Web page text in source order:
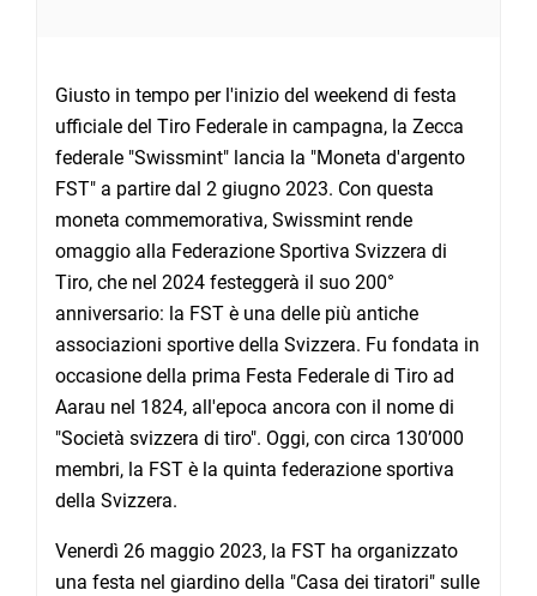
Giusto in tempo per l'inizio del weekend di festa
ufficiale del Tiro Federale in campagna, la Zecca
federale "Swissmint" lancia la "Moneta d'argento
FST" a partire dal 2 giugno 2023. Con questa
moneta commemorativa, Swissmint rende
omaggio alla Federazione Sportiva Svizzera di
Tiro, che nel 2024 festeggerà il suo 200°
anniversario: la FST è una delle più antiche
associazioni sportive della Svizzera. Fu fondata in
occasione della prima Festa Federale di Tiro ad
Aarau nel 1824, all'epoca ancora con il nome di
"Società svizzera di tiro". Oggi, con circa 130’000
membri, la FST è la quinta federazione sportiva
della Svizzera.
Venerdì 26 maggio 2023, la FST ha organizzato
una festa nel giardino della "Casa dei tiratori" sulle